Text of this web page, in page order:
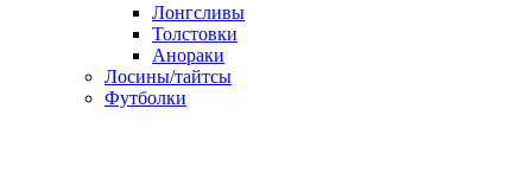
Лонгсливы
Толстовки
Анораки
Лосины/тайтсы
Футболки